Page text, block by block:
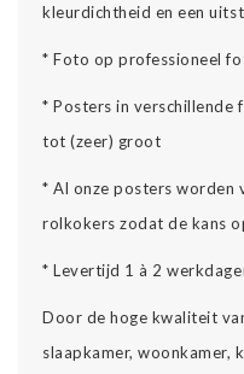
kleurdichtheid en een
* Foto op professioneel
* Posters in verschillende
tot (zeer) groot
* Al onze posters worden
rolkokers zodat de kans
* Levertijd 1 à 2
Door de hoge kwaliteit
slaapkamer, woonkamer,